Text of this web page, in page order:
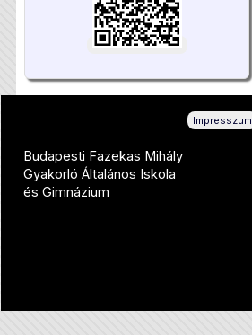
Impresszum
Budapesti Fazekas Mihály
Gyakorló Általános Iskola
és Gimnázium